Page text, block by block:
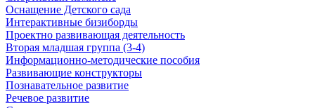
Оснащение Детского сада
Интерактивные бизиборды
Проектно развивающая деятельность
Вторая младшая группа (3-4)
Информационно-методические пособия
Развивающие конструкторы
Познавательное развитие
Речевое развитие